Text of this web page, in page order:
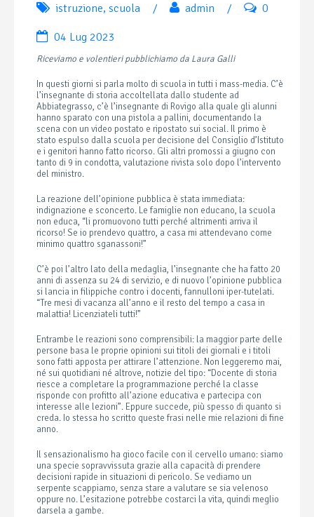
istruzione, scuola / admin / 0
04 Lug 2023
Riceviamo e volentieri pubblichiamo da Laura Galli
In questi giorni si parla molto di scuola in tutti i mass-media. C’è
l’insegnante di storia accoltellata dallo studente ad
Abbiategrasso, c’è l’insegnante di Rovigo alla quale gli alunni
hanno sparato con una pistola a pallini, documentando la
scena con un video postato e ripostato sui social. Il primo è
stato espulso dalla scuola per decisione del Consiglio d’Istituto
e i genitori hanno fatto ricorso. Gli altri promossi a giugno con
tanto di 9 in condotta, valutazione rivista solo dopo l’intervento
del ministro.
La reazione dell’opinione pubblica è stata immediata:
indignazione e sconcerto. Le famiglie non educano, la scuola
non educa, “li promuovono tutti perché altrimenti arriva il
ricorso! Se io prendevo quattro, a casa mi attendevano come
minimo quattro sganassoni!”
C’è poi l’altro lato della medaglia, l’insegnante che ha fatto 20
anni di assenza su 24 di servizio, e di nuovo l’opinione pubblica
si lancia in filippiche contro i docenti, fannulloni iper-tutelati.
“Tre mesi di vacanza all’anno e il resto del tempo a casa in
malattia! Licenziateli tutti!”
Entrambe le reazioni sono comprensibili: la maggior parte delle
persone basa le proprie opinioni sui titoli dei giornali e i titoli
sono fatti apposta per attirare l’attenzione. Non leggeremo mai,
né sui quotidiani né altrove, notizie del tipo: “Docente di storia
riesce a completare la programmazione perché la classe
risponde con profitto all’azione educativa e partecipa con
interesse alle lezioni”. Eppure succede, più spesso di quanto si
creda. Io stessa ho scritto queste frasi nelle mie relazioni di fine
anno.
Il sensazionalismo ha gioco facile con il cervello umano: siamo
una specie sopravvissuta grazie alla capacità di prendere
decisioni rapide in situazioni di pericolo. Se vediamo un
serpente scappiamo, senza stare a valutare se sia velenoso
oppure no. L’esitazione potrebbe costarci la vita, quindi meglio
darsela a gambe.